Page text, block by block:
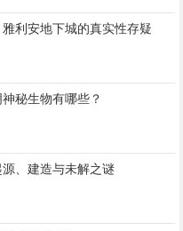
利安地下城的真实性存疑
秘生物有哪些？
、建造与未解之谜